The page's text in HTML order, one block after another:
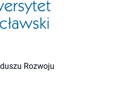
Rozwoju